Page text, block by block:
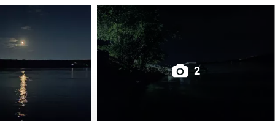
дальнейших поклёвок.
2